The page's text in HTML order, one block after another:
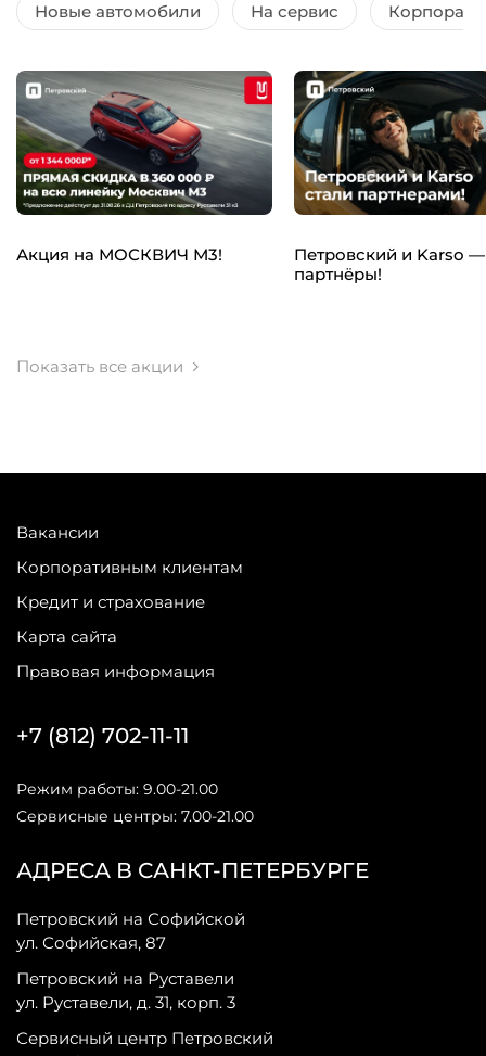
Новые автомобили На сервис
Акция на МОСКВИЧ М3!
Петровский и Karso
партнёры!
Показать все акции
Вакансии
Корпоративным клиентам
Кредит и страхование
Карта сайта
Правовая информация
АДРЕСА В САНКТ-ПЕТЕРБУРГЕ
Петровский на Софийской
ул. Софийская, 87
Петровский на Руставели
ул. Руставели, д. 31, корп. 3
Сервисный центр Петровский
+7 (812) 702-11-11
Режим работы: 9.00-21.00
Сервисные центры: 7.00-21.00